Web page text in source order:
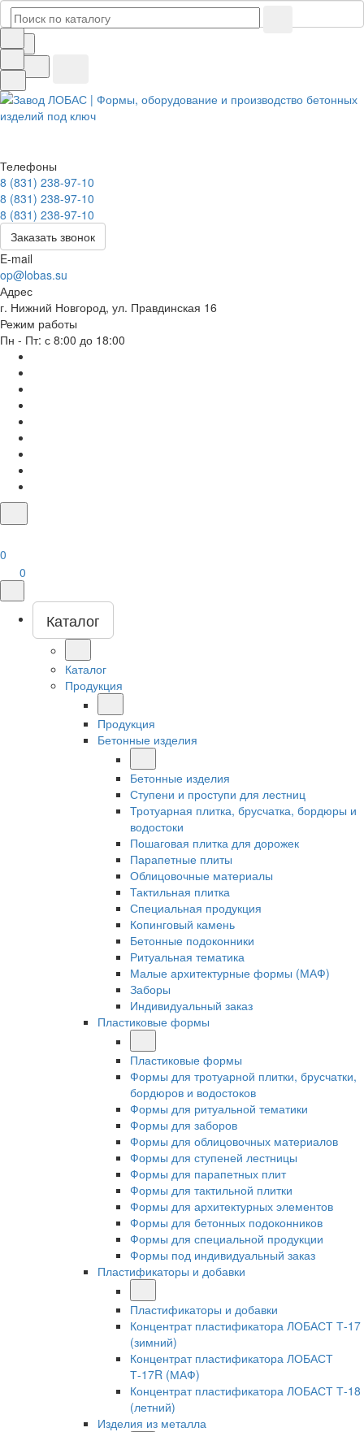
Телефоны
8 (831) 238-97-10
8 (831) 238-97-10
8 (831) 238-97-10
Заказать звонок
E-mail
op@lobas.su
Адрес
г. Нижний Новгород, ул. Правдинская 16
Режим работы
Пн - Пт: с 8:00 до 18:00
0
0
Каталог
Каталог
Продукция
Продукция
Бетонные изделия
Бетонные изделия
Ступени и проступи для лестниц
Тротуарная плитка, брусчатка, бордюры и
водостоки
Пошаговая плитка для дорожек
Парапетные плиты
Облицовочные материалы
Тактильная плитка
Специальная продукция
Копинговый камень
Бетонные подоконники
Ритуальная тематика
Малые архитектурные формы (МАФ)
Заборы
Индивидуальный заказ
Пластиковые формы
Пластиковые формы
Формы для тротуарной плитки, брусчатки,
бордюров и водостоков
Формы для ритуальной тематики
Формы для заборов
Формы для облицовочных материалов
Формы для ступеней лестницы
Формы для парапетных плит
Формы для тактильной плитки
Формы для архитектурных элементов
Формы для бетонных подоконников
Формы для специальной продукции
Формы под индивидуальный заказ
Пластификаторы и добавки
Пластификаторы и добавки
Концентрат пластификатора ЛОБАСТ Т-17
(зимний)
Концентрат пластификатора ЛОБАСТ
Т-17R (МАФ)
Концентрат пластификатора ЛОБАСТ Т-18
(летний)
Изделия из металла